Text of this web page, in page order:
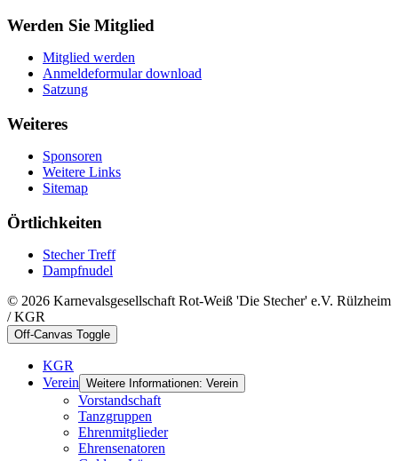
Werden Sie Mitglied
Mitglied werden
Anmeldeformular download
Satzung
Weiteres
Sponsoren
Weitere Links
Sitemap
Örtlichkeiten
Stecher Treff
Dampfnudel
© 2026 Karnevalsgesellschaft Rot-Weiß 'Die Stecher' e.V. Rülzheim
/ KGR
Off-Canvas Toggle
KGR
Verein Weitere Informationen: Verein
Vorstandschaft
Tanzgruppen
Ehrenmitglieder
Ehrensenatoren